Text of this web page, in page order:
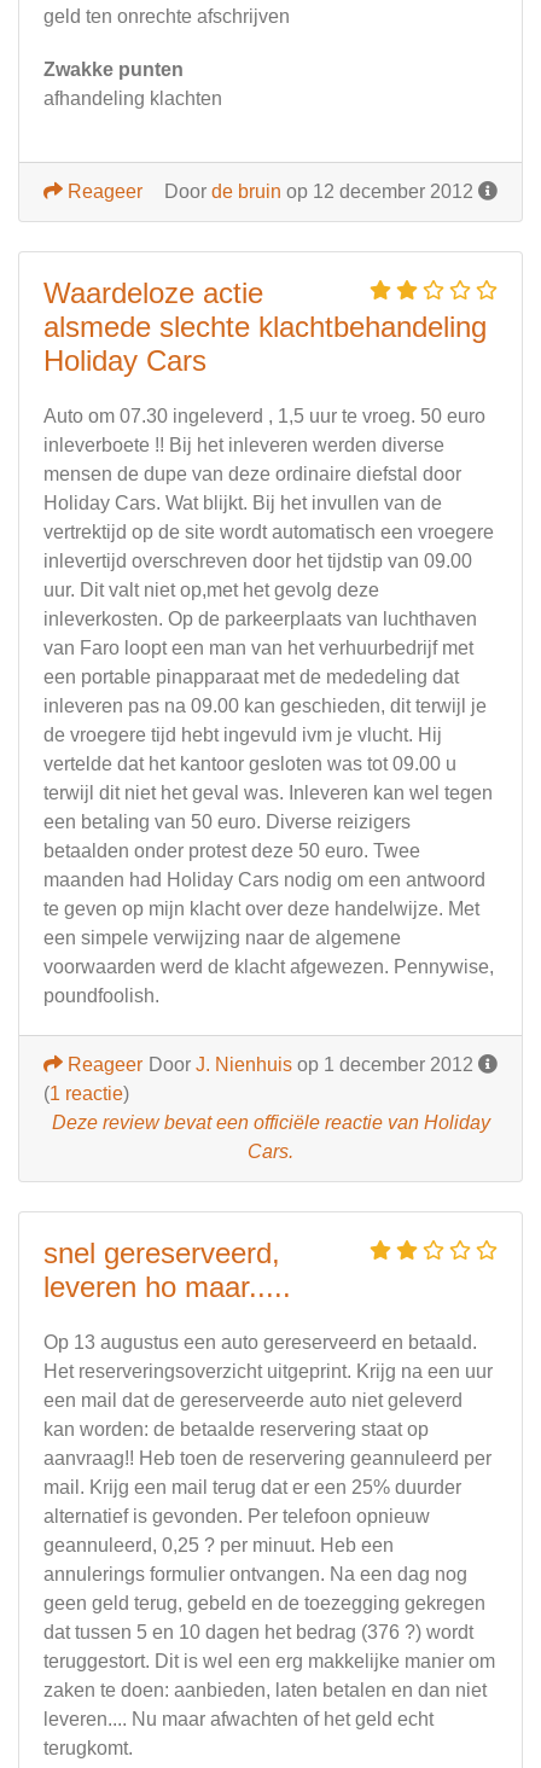
geld ten onrechte afschrijven
Zwakke punten
afhandeling klachten
Door de bruin op 12 december 2012
Reageer
Waardeloze actie
alsmede slechte klachtbehandeling
Holiday Cars
Auto om 07.30 ingeleverd , 1,5 uur te vroeg. 50 euro
inleverboete !! Bij het inleveren werden diverse
mensen de dupe van deze ordinaire diefstal door
Holiday Cars. Wat blijkt. Bij het invullen van de
vertrektijd op de site wordt automatisch een vroegere
inlevertijd overschreven door het tijdstip van 09.00
uur. Dit valt niet op,met het gevolg deze
inleverkosten. Op de parkeerplaats van luchthaven
van Faro loopt een man van het verhuurbedrijf met
een portable pinapparaat met de mededeling dat
inleveren pas na 09.00 kan geschieden, dit terwijl je
de vroegere tijd hebt ingevuld ivm je vlucht. Hij
vertelde dat het kantoor gesloten was tot 09.00 u
terwijl dit niet het geval was. Inleveren kan wel tegen
een betaling van 50 euro. Diverse reizigers
betaalden onder protest deze 50 euro. Twee
maanden had Holiday Cars nodig om een antwoord
te geven op mijn klacht over deze handelwijze. Met
een simpele verwijzing naar de algemene
voorwaarden werd de klacht afgewezen. Pennywise,
poundfoolish.
Door J. Nienhuis op 1 december 2012
Reageer
(1 reactie)
Deze review bevat een officiële reactie van Holiday
Cars.
snel gereserveerd,
leveren ho maar.....
Op 13 augustus een auto gereserveerd en betaald.
Het reserveringsoverzicht uitgeprint. Krijg na een uur
een mail dat de gereserveerde auto niet geleverd
kan worden: de betaalde reservering staat op
aanvraag!! Heb toen de reservering geannuleerd per
mail. Krijg een mail terug dat er een 25% duurder
alternatief is gevonden. Per telefoon opnieuw
geannuleerd, 0,25 ? per minuut. Heb een
annulerings formulier ontvangen. Na een dag nog
geen geld terug, gebeld en de toezegging gekregen
dat tussen 5 en 10 dagen het bedrag (376 ?) wordt
teruggestort. Dit is wel een erg makkelijke manier om
zaken te doen: aanbieden, laten betalen en dan niet
leveren.... Nu maar afwachten of het geld echt
terugkomt.